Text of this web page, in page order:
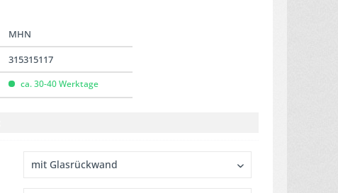
MHN
315315117
ca. 30-40 Werktage